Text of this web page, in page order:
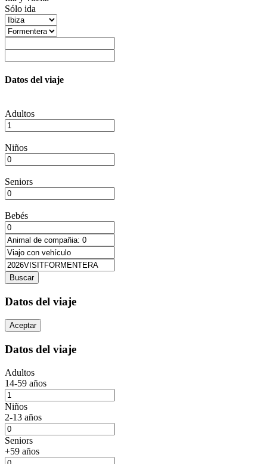
Sólo ida
Datos del viaje
Adultos
Niños
Seniors
Bebés
Buscar
Datos del viaje
Aceptar
Datos del viaje
Adultos
14-59 años
Niños
2-13 años
Seniors
+59 años